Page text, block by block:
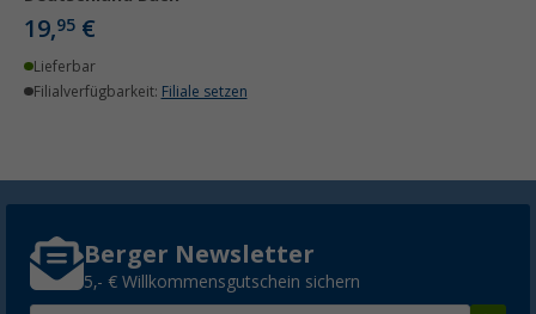
19,95 €
Lieferbar
Filialverfügbarkeit: Filiale setzen
Berger Newsletter
5,- € Willkommensgutschein sichern